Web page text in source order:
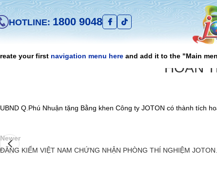
HOTLINE: 1800 9048
your first navigation menu here and add it to the "Main
HOÀN
UBND Q.Phú Nhuận tặng Bằng khen Công ty JOTON có thành tích
Newer
ĐĂNG KIỂM VIỆT NAM CHỨNG NHẬN PHÒNG THÍ NGHIỆM